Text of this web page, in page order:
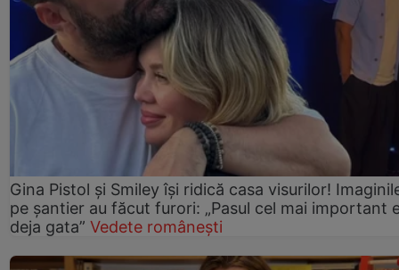
Gina Pistol și Smiley își ridică casa visurilor!
pe șantier au făcut furori: „Pasul cel mai important
deja gata” Vedete românești